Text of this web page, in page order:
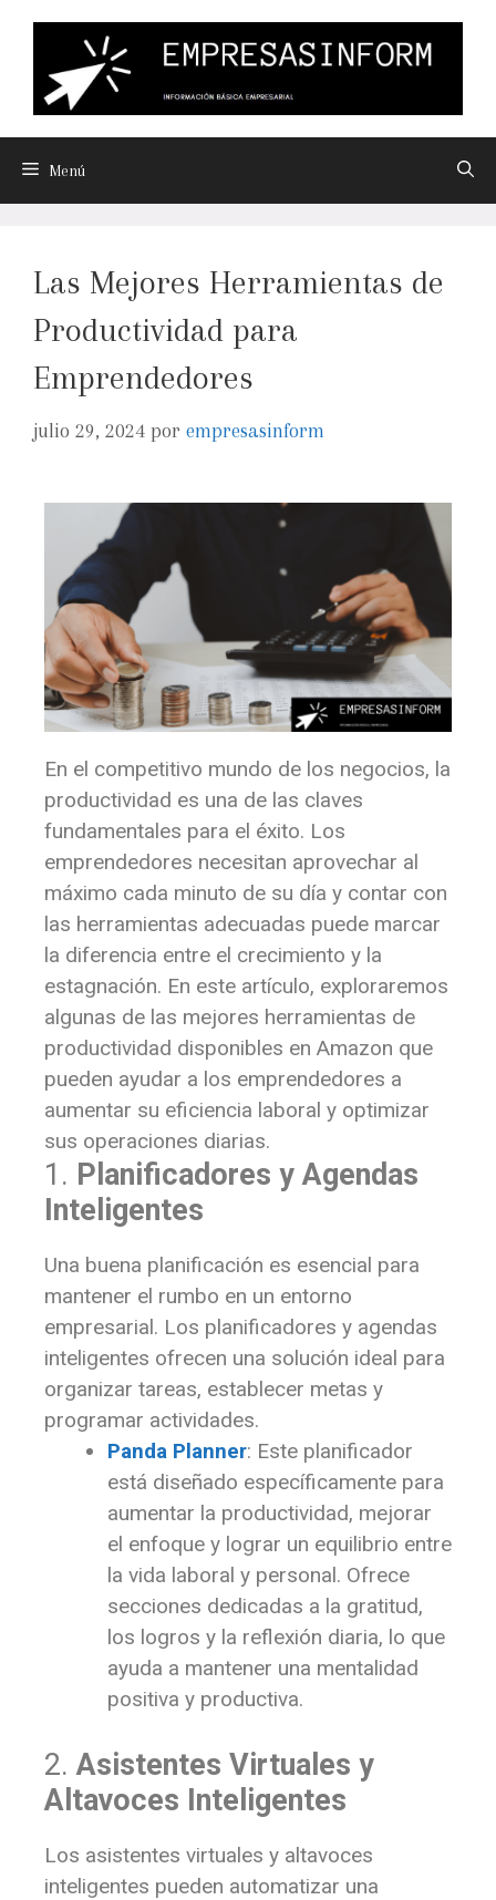
Menú
Las Mejores Herramientas de
Productividad para
Emprendedores
julio 29, 2024 por empresasinform
En el competitivo mundo de los negocios, la
productividad es una de las claves
fundamentales para el éxito. Los
emprendedores necesitan aprovechar al
máximo cada minuto de su día y contar con
las herramientas adecuadas puede marcar
la diferencia entre el crecimiento y la
estagnación. En este artículo, exploraremos
algunas de las mejores herramientas de
productividad disponibles en Amazon que
pueden ayudar a los emprendedores a
aumentar su eficiencia laboral y optimizar
sus operaciones diarias.
1. Planificadores y Agendas
Inteligentes
Una buena planificación es esencial para
mantener el rumbo en un entorno
empresarial. Los planificadores y agendas
inteligentes ofrecen una solución ideal para
organizar tareas, establecer metas y
programar actividades.
Panda Planner: Este planificador
está diseñado específicamente para
aumentar la productividad, mejorar
el enfoque y lograr un equilibrio entre
la vida laboral y personal. Ofrece
secciones dedicadas a la gratitud,
los logros y la reflexión diaria, lo que
ayuda a mantener una mentalidad
positiva y productiva.
2.Asistentes Virtuales y
Altavoces Inteligentes
Los asistentes virtuales y altavoces
inteligentes pueden automatizar una